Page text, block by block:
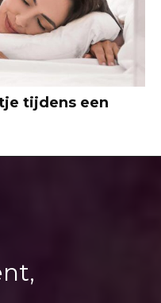
tijdens een